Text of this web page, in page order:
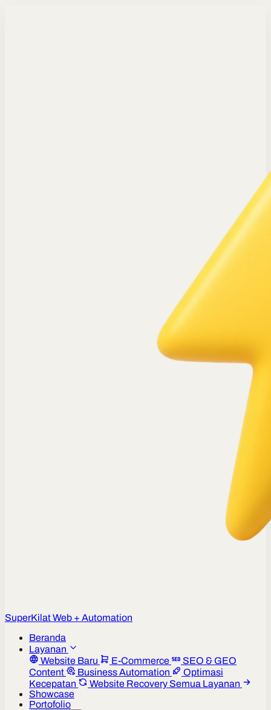
SuperKilatWeb + Automation
Beranda
Layanan
Website Baru
E-Commerce
SEO & GEO
Content
Business Automation
Optimasi
Kecepatan
Website Recovery Semua Layanan
Showcase
Portofolio